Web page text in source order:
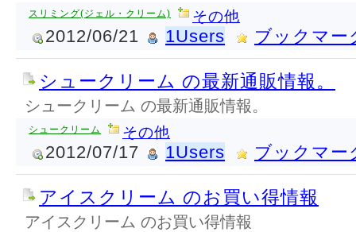
スリミング(ジェル・クリーム) その他
2012/06/21 1Users ブックマー
シュークリーム の最新通販情報。
シュークリーム の最新通販情報。
シュークリーム その他
2012/07/17 1Users ブックマー
アイスクリーム のお買い得情報
アイスクリーム のお買い得情報